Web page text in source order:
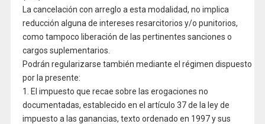
La cancelación con arreglo a esta modalidad, no implica
reducción alguna de intereses resarcitorios y/o punitorios,
como tampoco liberación de las pertinentes sanciones o
cargos suplementarios.
Podrán regularizarse también mediante el régimen dispuesto
por la presente:
1. El impuesto que recae sobre las erogaciones no
documentadas, establecido en el artículo 37 de la ley de
impuesto a las ganancias, texto ordenado en 1997 y sus